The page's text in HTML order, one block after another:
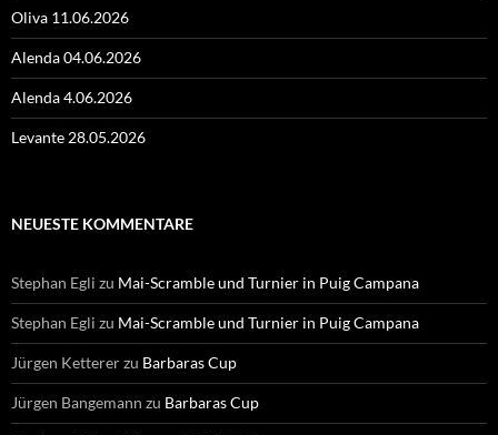
Oliva 11.06.2026
Alenda 04.06.2026
Alenda 4.06.2026
Levante 28.05.2026
NEUESTE KOMMENTARE
Stephan Egli zu Mai-Scramble und Turnier in Puig Campana
Stephan Egli zu Mai-Scramble und Turnier in Puig Campana
Jürgen Kettererzu Barbaras Cup
Jürgen Bangemann zu Barbaras Cup